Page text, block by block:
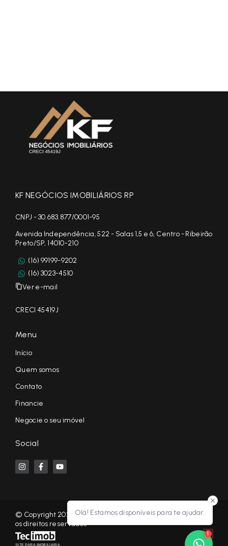
Olá! Estamos disponíveis para te ajudar.
1
KF NEGÓCIOS IMOBILIÁRIOS RP
CNPJ - 30.683.877/0001-95
Avenida Independência, 522 - Salas 1,5 e 6, Centro - Ribeirão
Preto/SP, 14010-210
(16) 99199-9202
(16) 3023-4510
Ver e-mail
CRECI 45419J
Menu
Início
Quem somos
Contato
Financie
Negocie o seu imóvel
Social
© Copyright 2026 - KF NEGÓCIOS IMOBILIÁRIOS RP - Todos
os direitos reservados
SITE PARA IMOBILIARIA